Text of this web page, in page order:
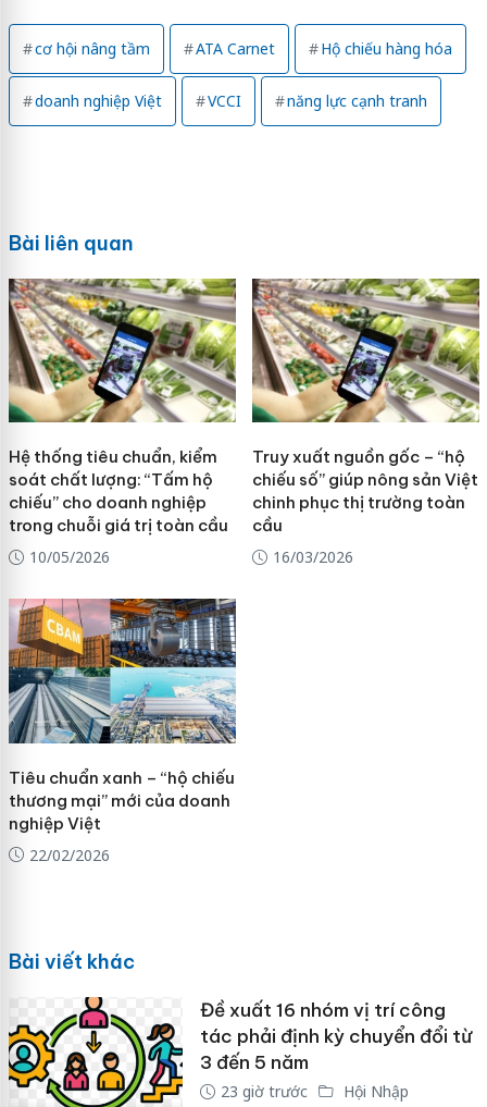
cơ hội nâng tầm ATA Carnet Hộ chiếu hàng hóa
doanh nghiệp Việt VCCI năng lực cạnh tranh
Bài liên quan
Hệ thống tiêu chuẩn, kiểm
soát chất lượng: “Tấm hộ
chiếu” cho doanh nghiệp
trong chuỗi giá trị toàn cầu
10/05/2026
Truy xuất nguồn gốc – “hộ
chiếu số” giúp nông sản Việt
chinh phục thị trường toàn
cầu
16/03/2026
Tiêu chuẩn xanh – “hộ chiếu
thương mại” mới của doanh
nghiệp Việt
22/02/2026
Bài viết khác
Đề xuất 16 nhóm vị trí công
tác phải định kỳ chuyển đổi từ
3 đến 5 năm
23 giờ trước Hội Nhập